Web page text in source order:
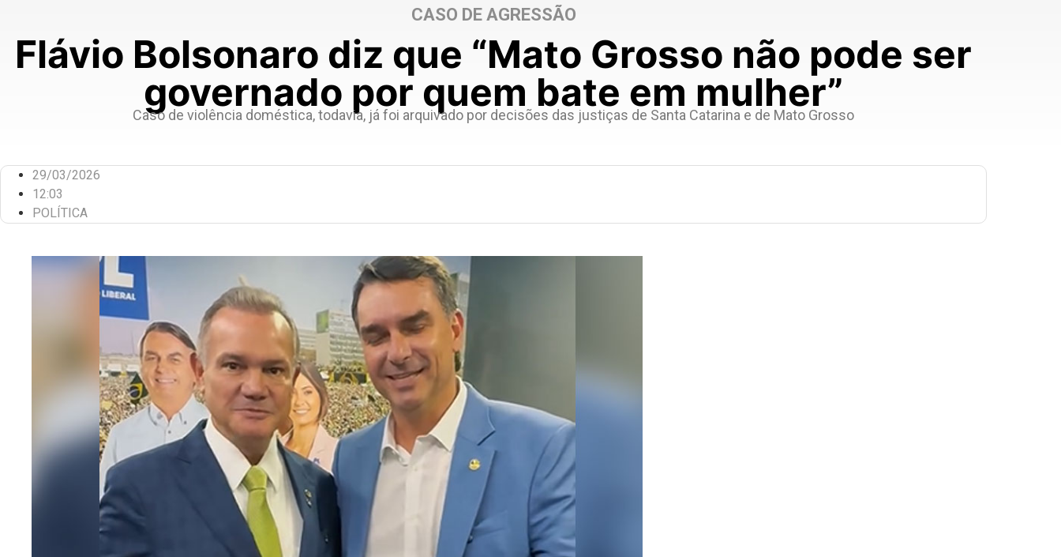
CASO DE AGRESSÃO
Flávio Bolsonaro diz que “Mato Grosso não pode ser
governado por quem bate em mulher”
Caso de violência doméstica, todavia, já foi arquivado por decisões das justiças de Santa Catarina e de Mato Grosso
29/03/2026
12:03
POLÍTICA